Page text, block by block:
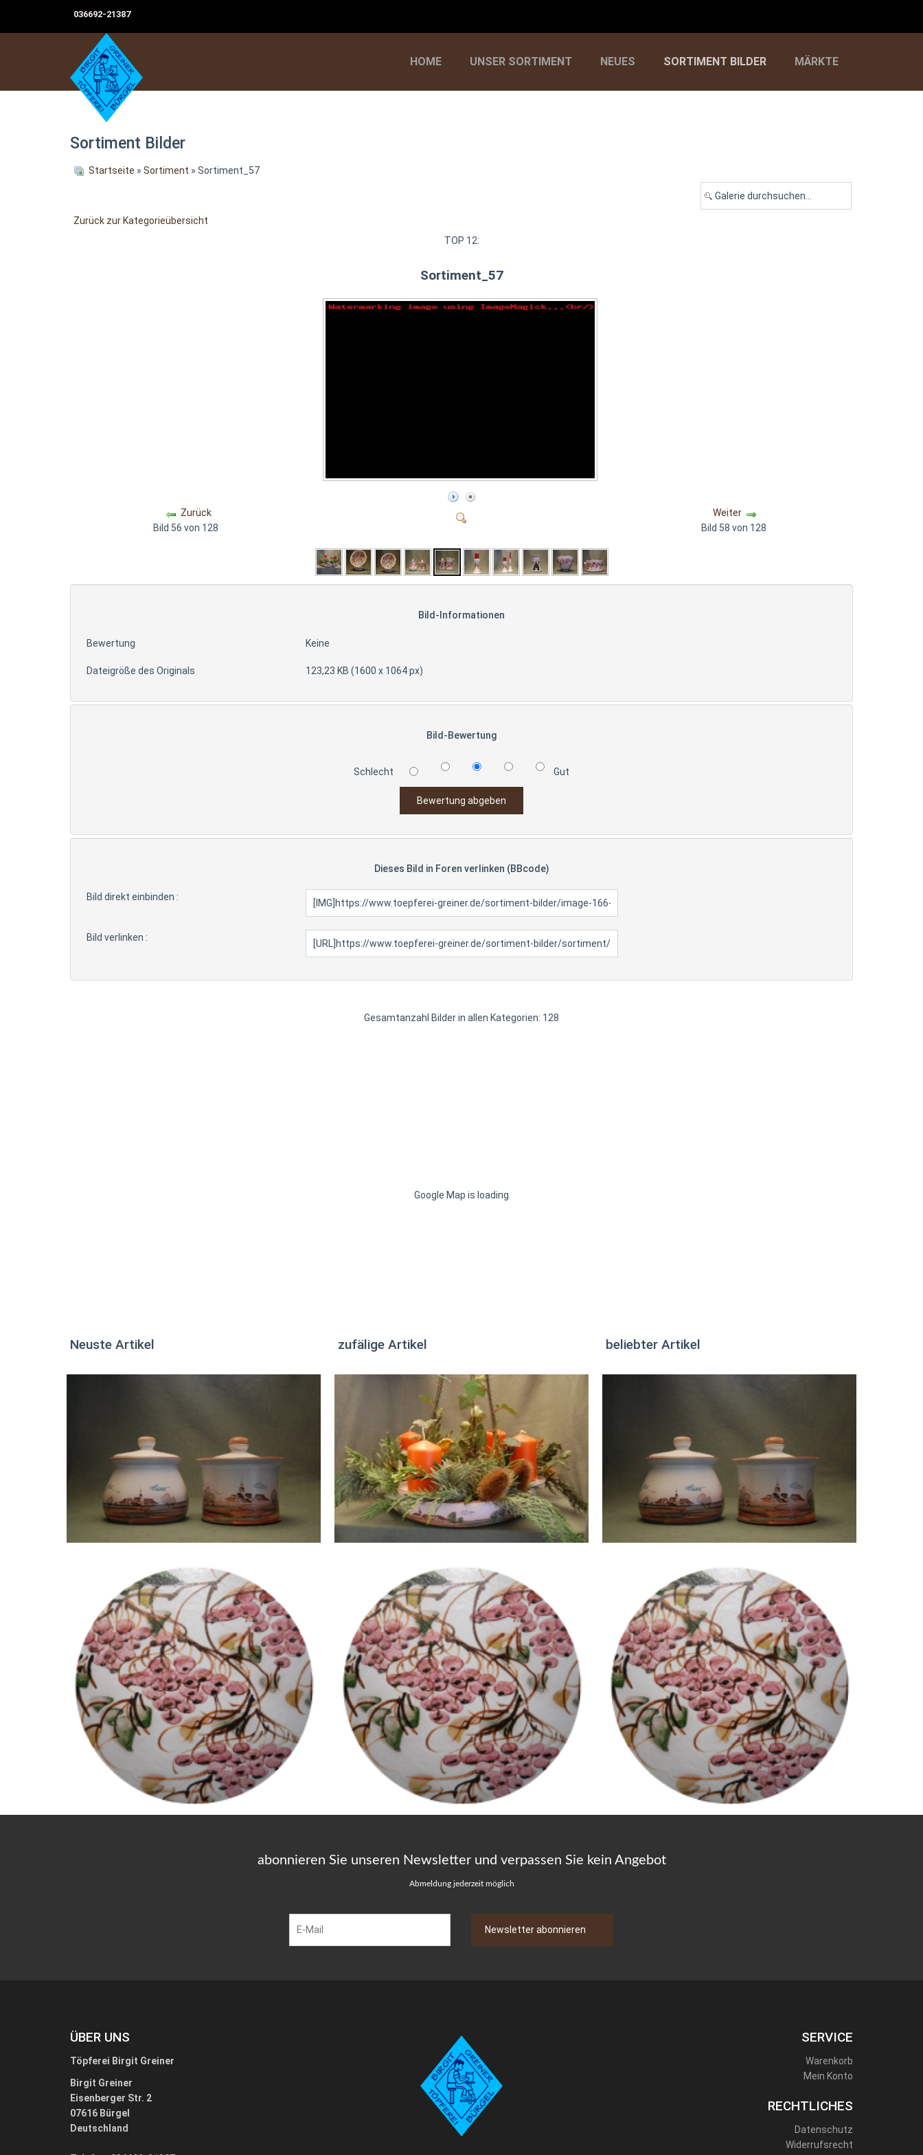
036692-21387
HOME UNSER SORTIMENT NEUES SORTIMENT BILDER MÄRKTE
Sortiment Bilder
Startseite » Sortiment » Sortiment_57
Zurück zur Kategorieübersicht
TOP 12:
Sortiment_57
Zurück
Bild 56 von 128
Weiter
Bild 58 von 128
Bild-Informationen
Bewertung Keine
Dateigröße des Originals 123,23 KB (1600 x 1064 px)
Bild-Bewertung
Schlecht Gut
Dieses Bild in Foren verlinken (BBcode)
Bild direkt einbinden :
Bild verlinken :
Gesamtanzahl Bilder in allen Kategorien: 128
Google Map is loading
Neuste Artikel zufälige Artikel beliebter Artikel
abonnieren Sie unseren Newsletter und verpassen Sie kein Angebot
Abmeldung jederzeit möglich
ÜBER UNS
Töpferei Birgit Greiner
Birgit Greiner
Eisenberger Str. 2
07616 Bürgel
Deutschland
SERVICE
Warenkorb
Mein Konto
RECHTLICHES
Datenschutz
Widerrufsrecht